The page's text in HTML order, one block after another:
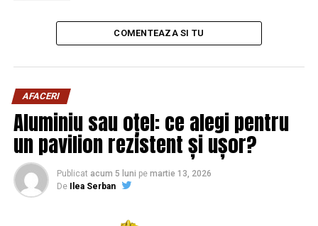
COMENTEAZA SI TU
AFACERI
Aluminiu sau oțel: ce alegi pentru
un pavilion rezistent și ușor?
Publicat acum 5 luni pe martie 13, 2026
De
Ilea Serban